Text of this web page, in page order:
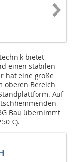
bietet
einen stabilen
hat eine große
oberen Bereich
Auf
Bau übernimmt
€).